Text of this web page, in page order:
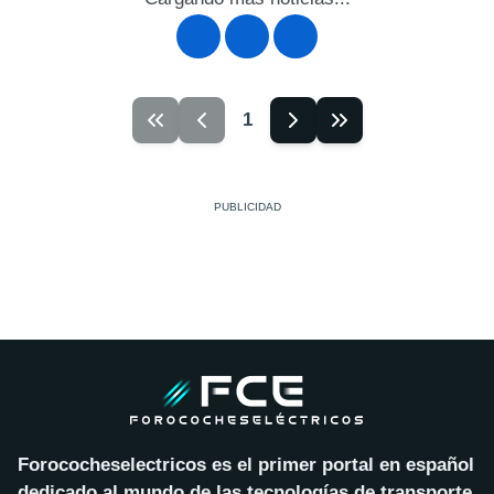
1
Forococheselectricos es el primer portal en español